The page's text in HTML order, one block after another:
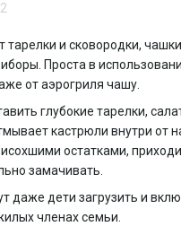
тарелки и сковородки,
Проста в
от аэрогриля чашу.
глубокие тарелки,
кастрюли внутри от
остатками,
замачивать.
даже дети загрузить и
членах семьи.